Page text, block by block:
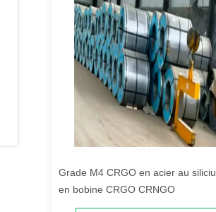
Grade M4 CRGO en acier au
en bobine CRGO CRNGO